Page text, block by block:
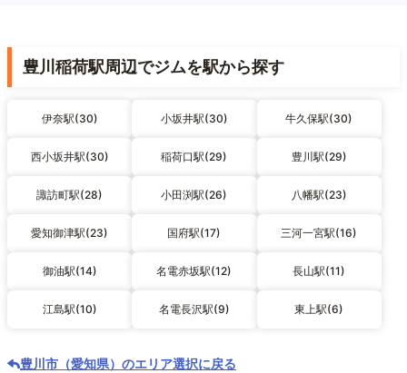
豊川稲荷駅周辺でジムを駅から探す
伊奈駅(30) 小坂井駅(30) 牛久保駅(30)
西小坂井駅(30) 稲荷口駅(29) 豊川駅(29)
諏訪町駅(28) 小田渕駅(26) 八幡駅(23)
愛知御津駅(23) 国府駅(17) 三河一宮駅(16)
御油駅(14) 名電赤坂駅(12) 長山駅(11)
江島駅(10) 名電長沢駅(9) 東上駅(6)
豊川市（愛知県）のエリア選択に戻る